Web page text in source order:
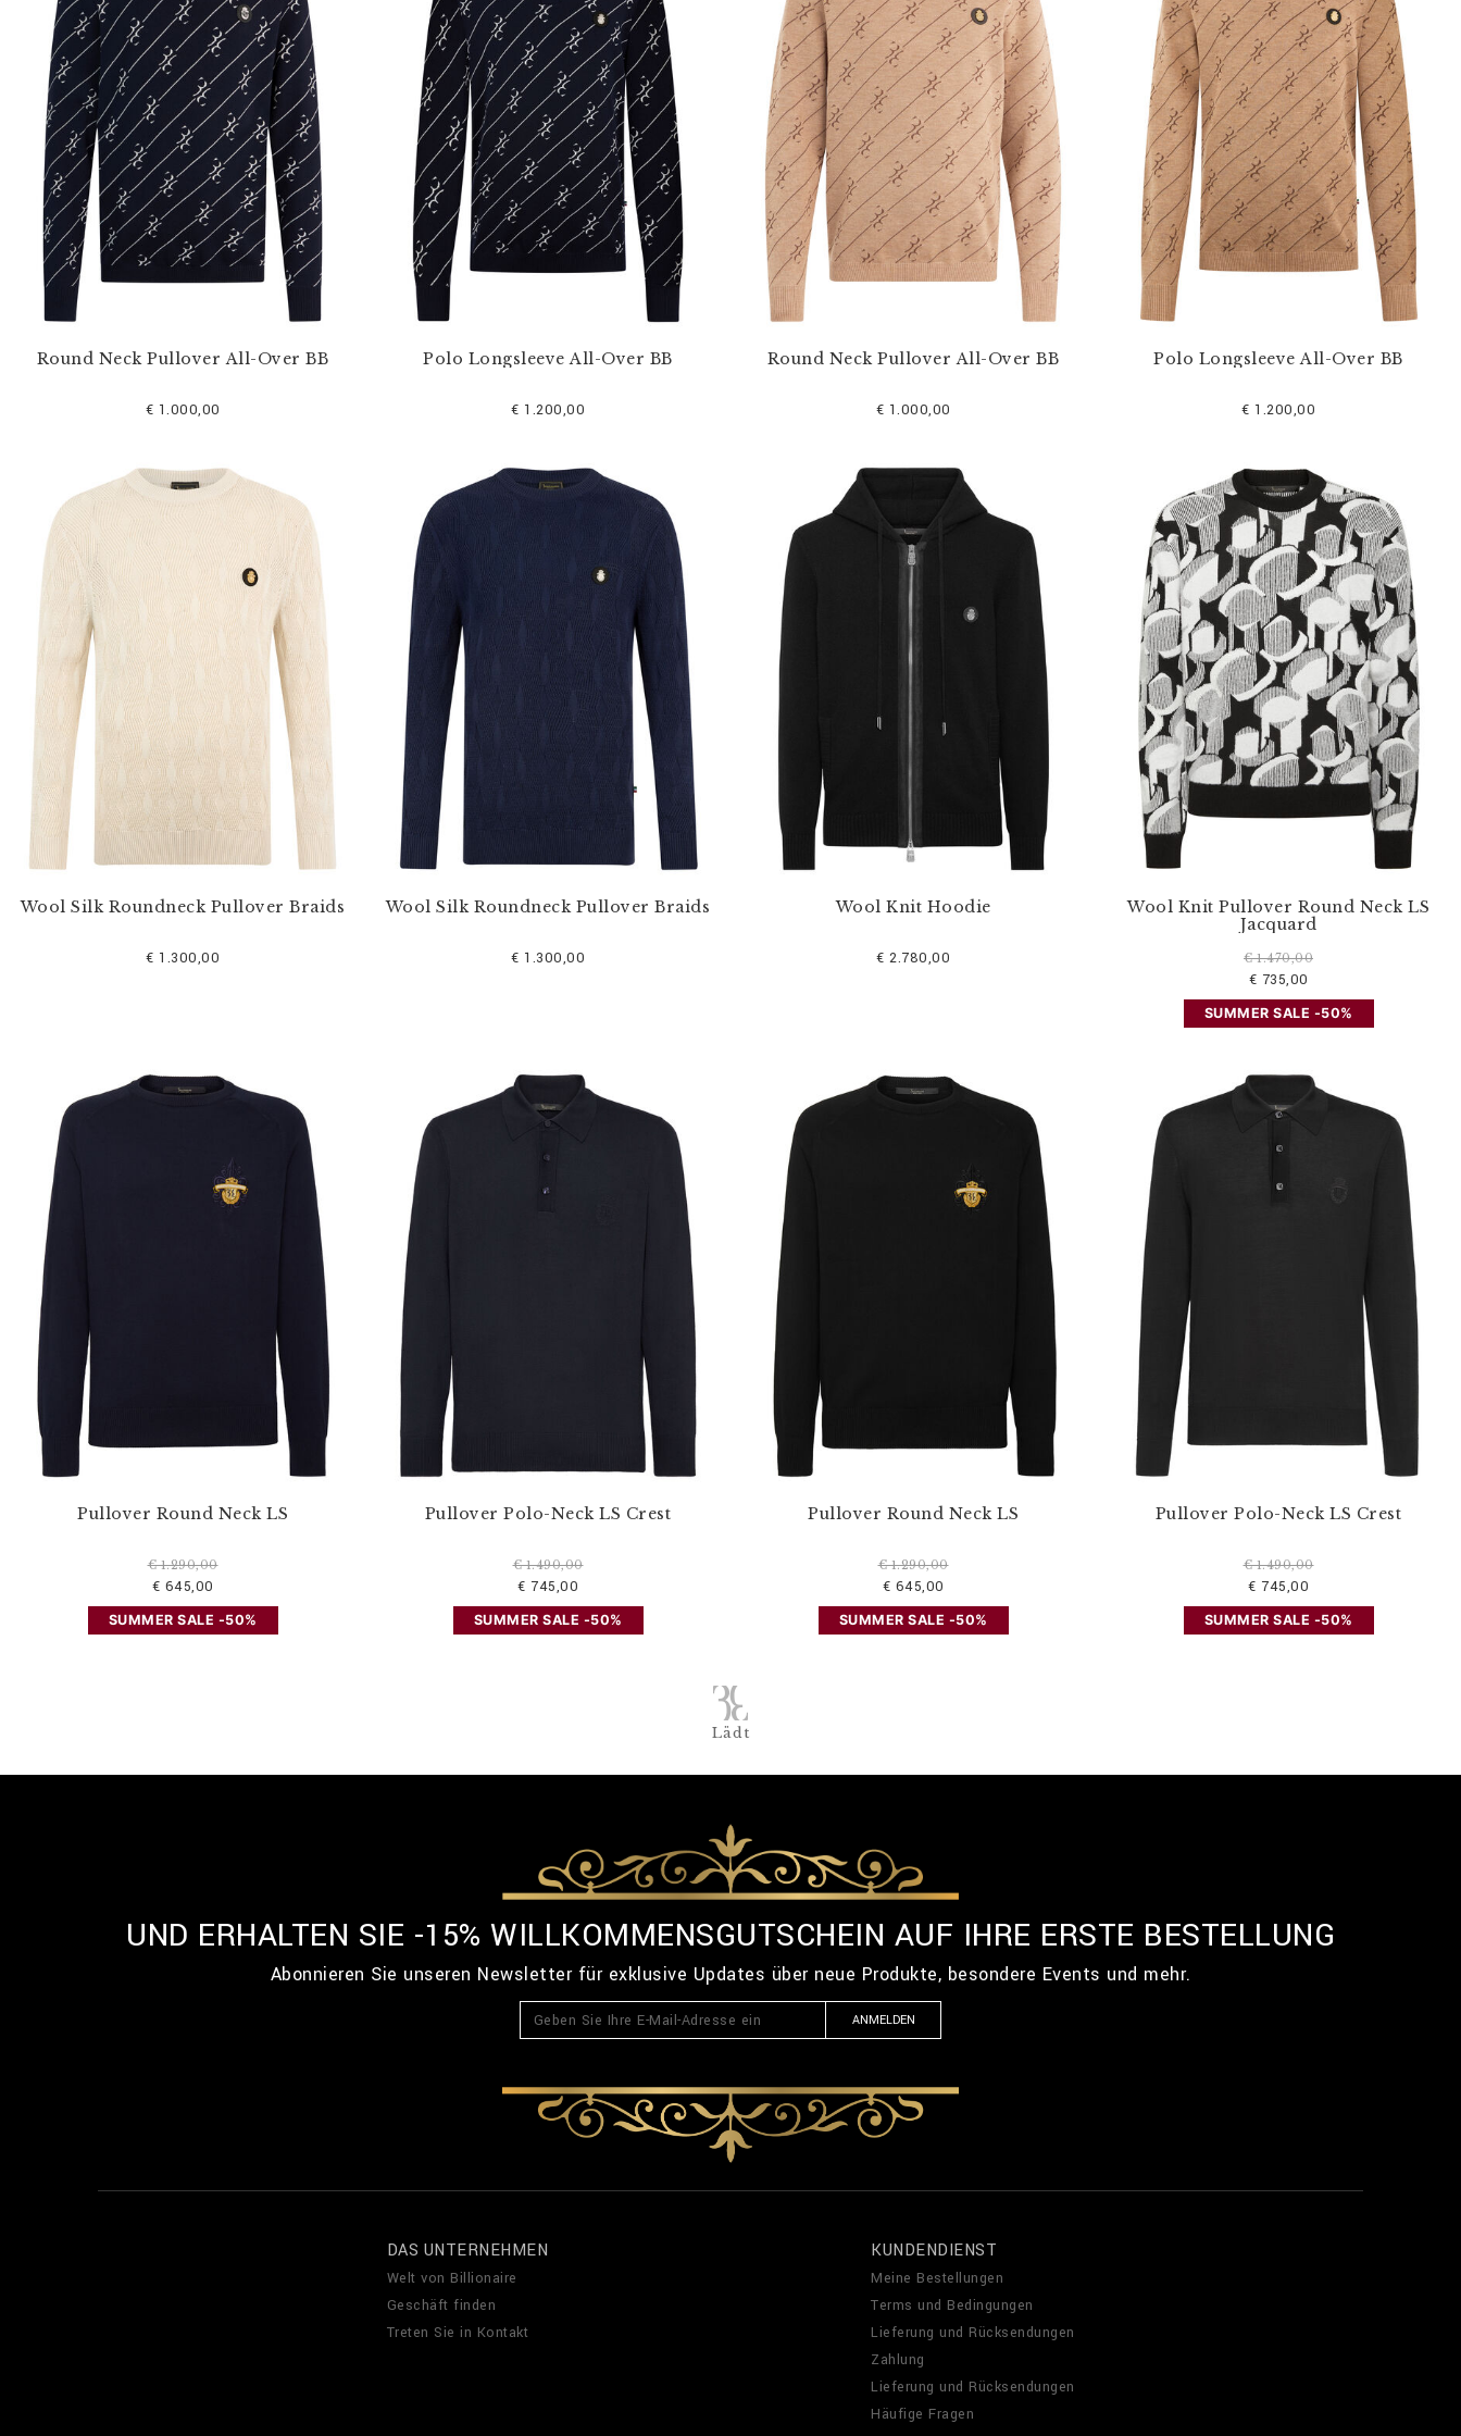
Round Neck Pullover All-Over BB
€ 1.000,00
Polo Longsleeve All-Over BB
€ 1.200,00
Round Neck Pullover All-Over BB
€ 1.000,00
Polo Longsleeve All-Over BB
€ 1.200,00
Wool Silk Roundneck Pullover Braids
€ 1.300,00
Wool Silk Roundneck Pullover Braids
€ 1.300,00
Wool Knit Hoodie
€ 2.780,00
Wool Knit Pullover Round Neck LS
Jacquard
€ 1.470,00
€ 735,00
SUMMER SALE -50%
Pullover Round Neck LS
€ 1.290,00
€ 645,00
SUMMER SALE -50%
Pullover Polo-Neck LS Crest
€ 1.490,00
€ 745,00
SUMMER SALE -50%
Pullover Round Neck LS
€ 1.290,00
€ 645,00
SUMMER SALE -50%
Pullover Polo-Neck LS Crest
€ 1.490,00
€ 745,00
SUMMER SALE -50%
Lädt
UND ERHALTEN SIE -15% WILLKOMMENSGUTSCHEIN AUF IHRE ERSTE BESTELLUNG
Abonnieren Sie unseren Newsletter für exklusive Updates über neue Produkte, besondere Events und mehr.
ANMELDEN
DAS UNTERNEHMEN
Welt von Billionaire
Geschäft finden
Treten Sie in Kontakt
KUNDENDIENST
Meine Bestellungen
Terms und Bedingungen
Lieferung und Rücksendungen
Zahlung
Lieferung und Rücksendungen
Häufige Fragen